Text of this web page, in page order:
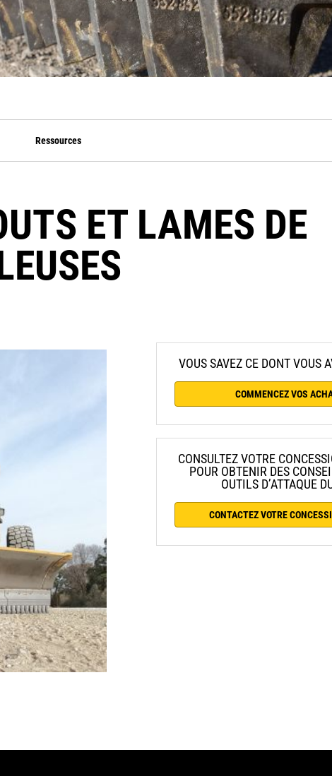
Ressources
ET LAMES DE
VOUS SAVEZ CE DONT VOUS
COMMENCEZ VOS
CONSULTEZ VOTRE
POUR OBTENIR DES
OUTILS D’ATTAQUE
CONTACTEZ VOTRE